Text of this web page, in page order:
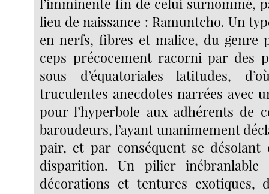
lieu de naissance : Ramuntcho. Un
en nerfs, fibres et malice, du genre
ceps précocement racorni par des
sous d’équatoriales latitudes,
truculentes anecdotes narrées avec
pour l’hyperbole aux adhérents de
baroudeurs, l’ayant unanimement
pair, et par conséquent se désolant
disparition. Un pilier
décorations et tentures exotiques,